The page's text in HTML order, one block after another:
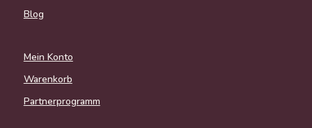
Blog
Mein Konto
Warenkorb
Partnerprogramm